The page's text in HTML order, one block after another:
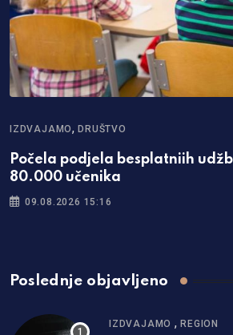
IZDVAJAMO,DRUŠTVO
Počela podjela besplatniih
80.000 učenika
09.08.2026 15:16
Poslednje objavljeno
IZDVAJAMO ,REGION